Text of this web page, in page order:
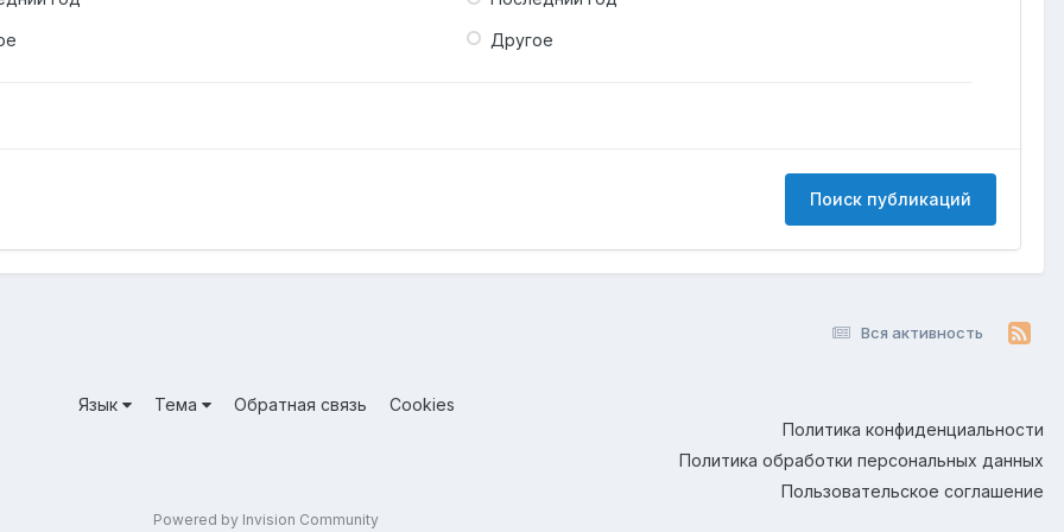
Другое
Поиск публикаций
Вся активность
Язык Тема Обратная связь
Cookies
Политика конфиденциальности
Политика обработки персональных данных
Пользовательское соглашение
Powered by Invision Community